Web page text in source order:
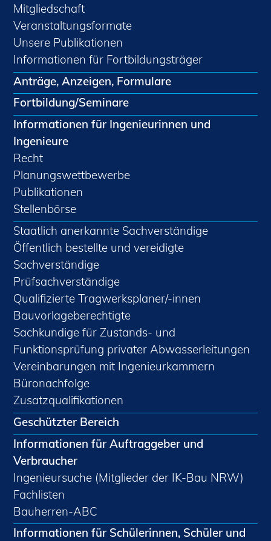
Mitgliedschaft
Veranstaltungsformate
Unsere Publikationen
Informationen für Fortbildungsträger
Anträge, Anzeigen, Formulare
Fortbildung/Seminare
Informationen für Ingenieurinnen und
Ingenieure
Recht
Planungswettbewerbe
Publikationen
Stellenbörse
Staatlich anerkannte Sachverständige
Öffentlich bestellte und vereidigte
Sachverständige
Prüfsachverständige
Qualifizierte Tragwerksplaner/-innen
Bauvorlageberechtigte
Sachkundige für Zustands- und
Funktionsprüfung privater Abwasserleitungen
Vereinbarungen mit Ingenieurkammern
Büronachfolge
Zusatzqualifikationen
Geschützter Bereich
Informationen für Auftraggeber und
Verbraucher
Ingenieursuche (Mitglieder der IK-Bau NRW)
Fachlisten
Bauherren-ABC
Informationen für Schülerinnen, Schüler und